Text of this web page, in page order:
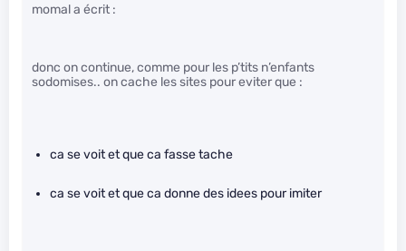
momal a écrit :
donc on continue, comme pour les p’tits n’enfants
sodomises.. on cache les sites pour eviter que :
ca se voit et que ca fasse tache
ca se voit et que ca donne des idees pour imiter